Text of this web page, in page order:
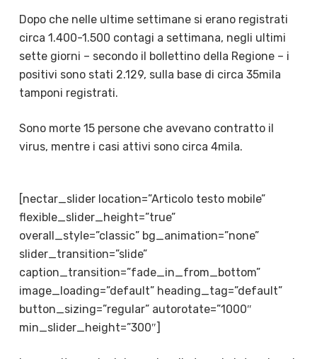
Dopo che nelle ultime settimane si erano registrati
circa 1.400-1.500 contagi a settimana, negli ultimi
sette giorni – secondo il bollettino della Regione – i
positivi sono stati 2.129, sulla base di circa 35mila
tamponi registrati.
Sono morte 15 persone che avevano contratto il
virus, mentre i casi attivi sono circa 4mila.
[nectar_slider location=”Articolo testo mobile”
flexible_slider_height=”true”
overall_style=”classic” bg_animation=”none”
slider_transition=”slide”
caption_transition=”fade_in_from_bottom”
image_loading=”default” heading_tag=”default”
button_sizing=”regular” autorotate=”1000″
min_slider_height=”300″]